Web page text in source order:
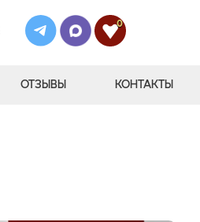
0
ОТЗЫВЫ КОНТАКТЫ